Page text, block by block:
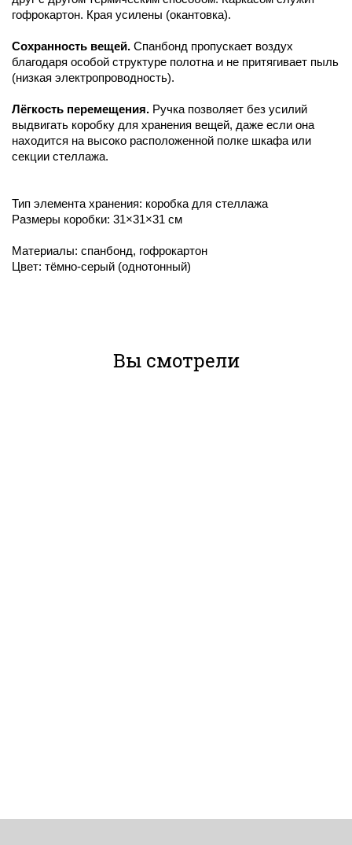
гофрокартон. Края усилены (окантовка).
Сохранность вещей. Спанбонд пропускает воздух
благодаря особой структуре полотна и не притягивает пыль
(низкая электропроводность).
Лёгкость перемещения. Ручка позволяет без усилий
выдвигать коробку для хранения вещей, даже если она
находится на высоко расположенной полке шкафа или
секции стеллажа.
Тип элемента хранения: коробка для стеллажа
Размеры коробки: 31×31×31 см
Материалы: спанбонд, гофрокартон
Цвет: тёмно-серый (однотонный)
Вы смотрели